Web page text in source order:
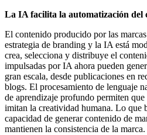
La IA facilita la automatización del
El contenido producido por las
estrategia de branding y la IA está
crea, selecciona y distribuye el
impulsadas por IA ahora pueden
gran escala, desde publicaciones en
blogs. El procesamiento de lenguaje
de aprendizaje profundo permiten
imitan la creatividad humana. Lo que
capacidad de generar contenido de
mantienen la consistencia de la